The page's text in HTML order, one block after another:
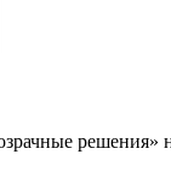
решения»